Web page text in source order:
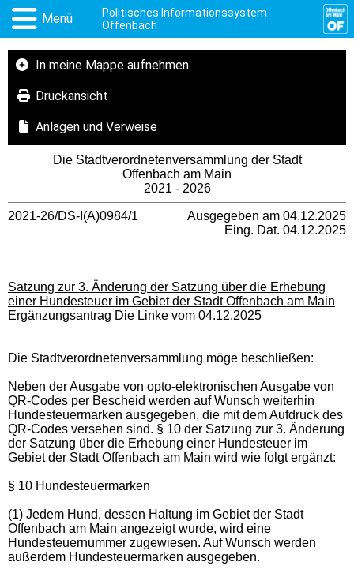
Menü
Politisches Informationssystem
Offenbach
In meine Mappe aufnehmen
Druckansicht
Anlagen und Verweise
Die Stadtverordnetenversammlung der Stadt
Offenbach am Main
2021 - 2026
2021-26/DS-I(A)0984/1
Ausgegeben am 04.12.2025
Eing. Dat. 04.12.2025
Satzung zur 3. Änderung der Satzung über die Erhebung
einer Hundesteuer im Gebiet der Stadt Offenbach am Main
Ergänzungsantrag Die Linke vom 04.12.2025
Die Stadtverordnetenversammlung möge beschließen:
Neben der Ausgabe von opto-elektronischen Ausgabe von
QR-Codes per Bescheid werden auf Wunsch weiterhin
Hundesteuermarken ausgegeben, die mit dem Aufdruck des
QR-Codes versehen sind. § 10 der Satzung zur 3. Änderung
der Satzung über die Erhebung einer Hundesteuer im
Gebiet der Stadt Offenbach am Main wird wie folgt ergänzt:
§ 10 Hundesteuermarken
(1) Jedem Hund, dessen Haltung im Gebiet der Stadt
Offenbach am Main angezeigt wurde, wird eine
Hundesteuernummer zugewiesen. Auf Wunsch werden
außerdem Hundesteuermarken ausgegeben.